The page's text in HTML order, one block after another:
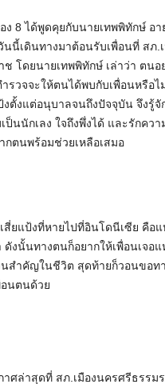
ง 8 ได้พูดคุยกับนายเทพพิทักษ์ อ
นนี้เดินทางมาต้อนรับเพื่อนที่ สภ.
โดยนายเทพพิทักษ์ เล่าว่า ตนอ
รวจจะให้ตนได้พบกับเพื่อนหรือไ
ตั้งแต่อนุบาลจนถึงปัจจุบัน จึงรู้จั
ป็นนักเลง ใจถึงพึ่งได้ และรักคว
กตนพร้อมช่วยเหลือเสมอ
สี่ยแป้งที่หายไปที่อินโดนีเซีย คือ
ดังนั้นทางตนก็อยากให้เพื่อนเจอแ
นสำคัญในชีวิต สุดท้ายก็วอนขอท
อนตนด้วย
ศล่าสุดที่ สภ.เมืองนครศรีธรรม